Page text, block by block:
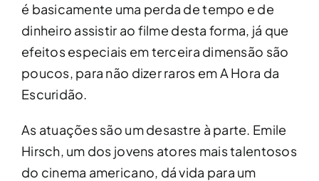
é basicamente uma perda de tempo e de
dinheiro assistir ao filme desta forma, já que
efeitos especiais em terceira dimensão são
poucos, para não dizer raros em A Hora da
Escuridão.
As atuações são um desastre à parte. Emile
Hirsch, um dos jovens atores mais talentosos
do cinema americano, dá vida para um